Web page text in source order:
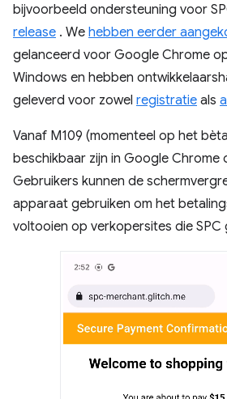
bijvoorbeeld ondersteuning voor
release . We hebben eerder
gelanceerd voor Google Chrome
Windows en hebben
geleverd voor zowel registratie als
Vanaf M109 (momenteel op het
beschikbaar zijn in Google Chrome
Gebruikers kunnen de
apparaat gebruiken om het
voltooien op verkopersites die SPC